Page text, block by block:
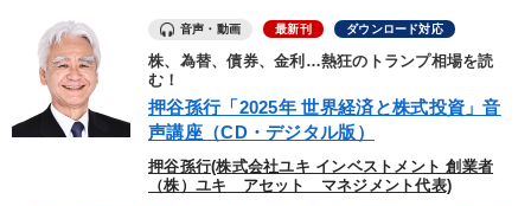
音声・動画 最新刊 ダウンロード対応
株、為替、債券、金利…熱狂のトランプ相場を読
む！
押谷孫行「2025年 世界経済と株式投資」音
声講座（CD・デジタル版）
押谷孫行(株式会社ユキ インベストメント 創業者
（株）ユキ アセット マネジメント代表)